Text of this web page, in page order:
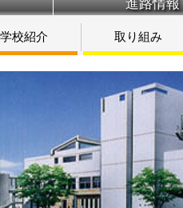
進路情報
学校紹介 取り組み